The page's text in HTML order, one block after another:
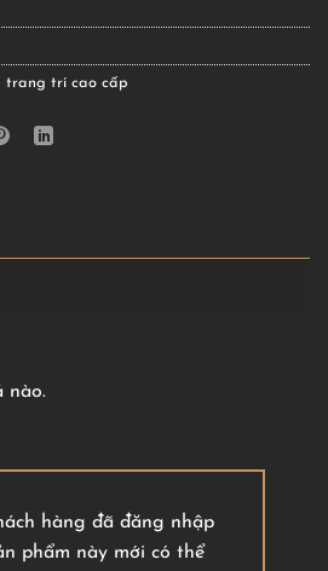
trang trí cao cấp
nào.
hàng đã đăng nhập
phẩm này mới có thể